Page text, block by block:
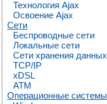
Технология Ajax
Освоение Ajax
Сети
Беспроводные сети
Локальные сети
Сети хранения данных
TCP/IP
xDSL
ATM
Операционные системы